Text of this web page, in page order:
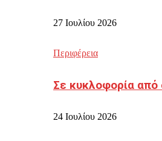
27 Ιουλίου 2026
Περιφέρεια
Σε κυκλοφορία
24 Ιουλίου 2026